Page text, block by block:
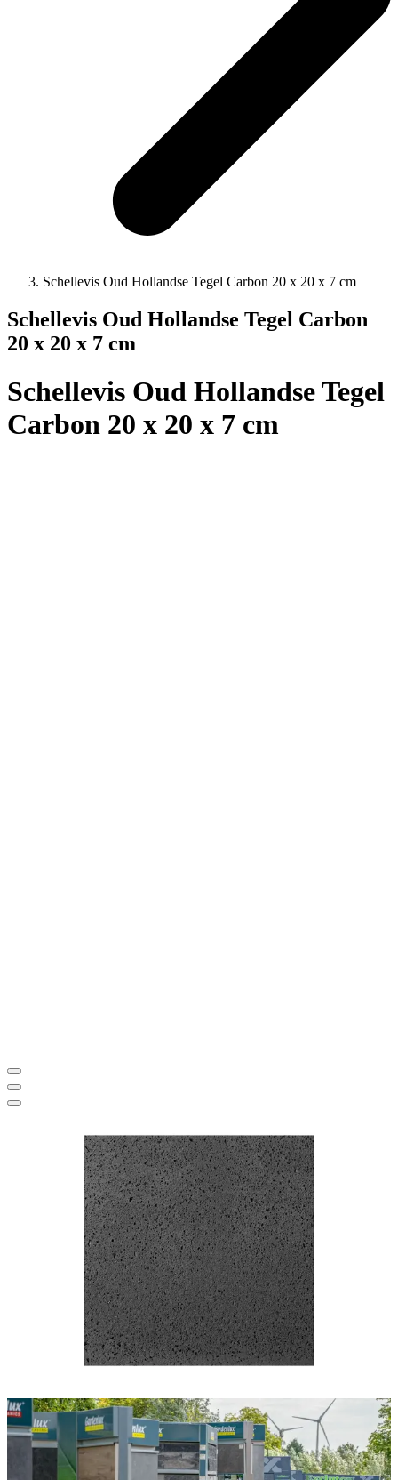
Schellevis Oud Hollandse Tegel Carbon 20 x 20 x 7 cm
Schellevis Oud Hollandse Tegel Carbon
20 x 20 x 7 cm
Schellevis Oud Hollandse Tegel
Carbon 20 x 20 x 7 cm